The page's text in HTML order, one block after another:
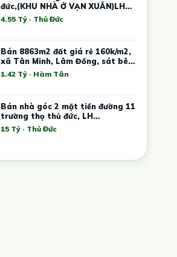
đức,(KHU NHÀ Ở VẠN XUÂN)LH
0908795128.
4.55 Tỷ · Thủ Đức
Bán 8863m2 đất giá rẻ 160k/m2,
xã Tân Minh, Lâm Đồng, sát bên
cao tốc, KCN Tân Đức Sonadezi
1.42 Tỷ · Hàm Tân
Bán nhà góc 2 mặt tiền đường 11
trường thọ thủ đức, LH
0909428959.
15 Tỷ · Thủ Đức